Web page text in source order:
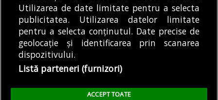
© Copyright 2025 - Buletin de București.
Găzduit dePresslabs.com. Powered by TRS Design.
Despre
Noi
Media
Kit
Politică De
Confidențialitate
Cookie
Policy (EU)
Cookie
Policy
Tweet
Facebook
Share this selection
Tweet
Utilizarea de date limitate pentru a selecta
publicitatea. Utilizarea datelor limitate
pentru a selecta conținutul. Date precise de
geolocație și identificarea prin scanarea
dispozitivului.
Listă parteneri (furnizori)
ACCEPT TOATE